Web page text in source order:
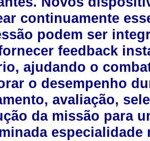
continuamente
podem ser
feedback
ajudando o
o desempenho
avaliação,
da missão para
especialidade